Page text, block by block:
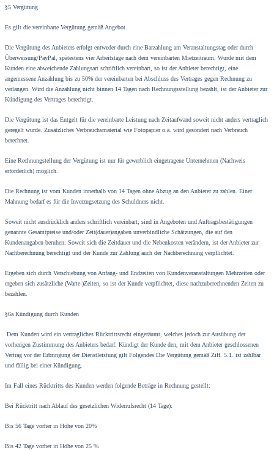
§5 Vergütung
Es gilt die vereinbarte Vergütung gemäß Angebot.
Die Vergütung des Anbieters erfolgt entweder durch eine Barzahlung am Veranstaltungstag oder durch
Überweisung/PayPal, spätestens vier Arbeitstage nach dem vereinbarten Mietzeitraum. Wurde mit dem
Kunden eine abweichende Zahlungsart schriftlich vereinbart, so ist der Anbieter berechtigt, eine
angemessene Anzahlung bis zu 50% der vereinbarten bei Abschluss des Vertrages gegen Rechnung zu
verlangen. Wird die Anzahlung nicht binnen 14 Tagen nach Rechnungsstellung bezahlt, ist der Anbieter zur
Kündigung des Vertrages berechtigt.
Die Vergütung ist das Entgelt für die vereinbarte Leistung nach Zeitaufwand soweit nicht anders vertraglich
geregelt wurde. Zusätzliches Verbrauchsmaterial wie Fotopapier o.ä. wird gesondert nach Verbrauch
berechnet.
Eine Rechnungstellung der Vergütung ist nur für gewerblich eingetragene Unternehmen (Nachweis
erforderlich) möglich.
Die Rechnung ist vom Kunden innerhalb von 14 Tagen ohne Abzug an den Anbieter zu zahlen. Einer
Mahnung bedarf es für die Inverzugsetzung des Schuldners nicht.
Soweit nicht ausdrücklich anders schriftlich vereinbart, sind in Angeboten und Auftragsbestätigungen
genannte Gesamtpreise und/oder Zeit(dauer)angaben unverbindliche Schätzungen, die auf den
Kundenangaben beruhen. Soweit sich die Zeitdauer und die Nebenkosten verändern, ist der Anbieter zur
Nachberechnung berechtigt und der Kunde zur Zahlung auch der Nachberechnung verpflichtet.
Ergeben sich durch Verschiebung von Anfang- und Endzeiten von Kundenveranstaltungen Mehrzeiten oder
ergeben sich zusätzliche (Warte-)Zeiten, so ist der Kunde verpflichtet, diese nachzuberechnenden Zeiten zu
bezahlen.
§6a Kündigung durch Kunden
Dem Kunden wird ein vertragliches Rücktrittsrecht eingeräumt, welches jedoch zur Ausübung der
vorherigen Zustimmung des Anbieters bedarf. Kündigt der Kunde den, mit dem Anbieter geschlossenen
Vertrag vor der Erbringung der Dienstleistung gilt Folgendes:Die Vergütung gemäß Ziff. 5.1. ist zahlbar
und fällig bei einer Kündigung.
Im Fall eines Rücktritts des Kunden werden folgende Beträge in Rechnung gestellt:
Bei Rücktritt nach Ablauf des gesetzlichen Widerrufsrecht (14 Tage):
Bis 56 Tage vorher in Höhe von 20%
Bis 42 Tage vorher in Höhe von 25 %